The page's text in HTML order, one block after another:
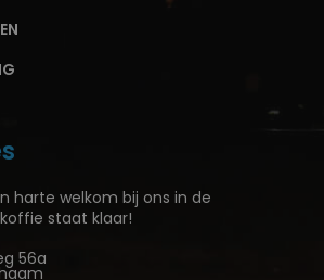
harte welkom bij ons in de
staat klaar!
56a